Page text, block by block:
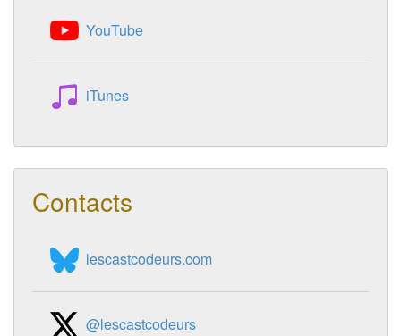
YouTube
iTunes
Contacts
lescastcodeurs.com
@lescastcodeurs